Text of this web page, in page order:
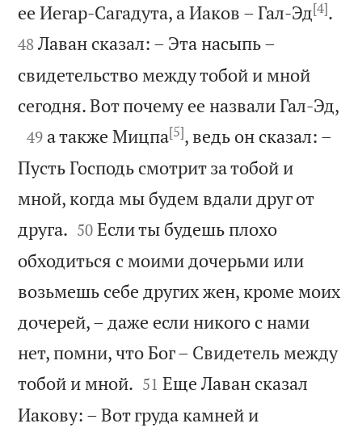
ее Иегар-Сагадута, а Иаков – Гал-Эд[4].
48 Лаван сказал: – Эта насыпь –
свидетельство между тобой и мной
сегодня. Вот почему ее назвали Гал-Эд,

49 а также Мицпа[5], ведь он сказал: –
Пусть Господь смотрит за тобой и
мной, когда мы будем вдали друг от
друга. 

50 Если ты будешь плохо
обходиться с моими дочерьми или
возьмешь себе других жен, кроме моих
дочерей, – даже если никого с нами
нет, помни, что Бог – Свидетель между
тобой и мной. 

51 Еще Лаван сказал
Иакову: – Вот груда камней и